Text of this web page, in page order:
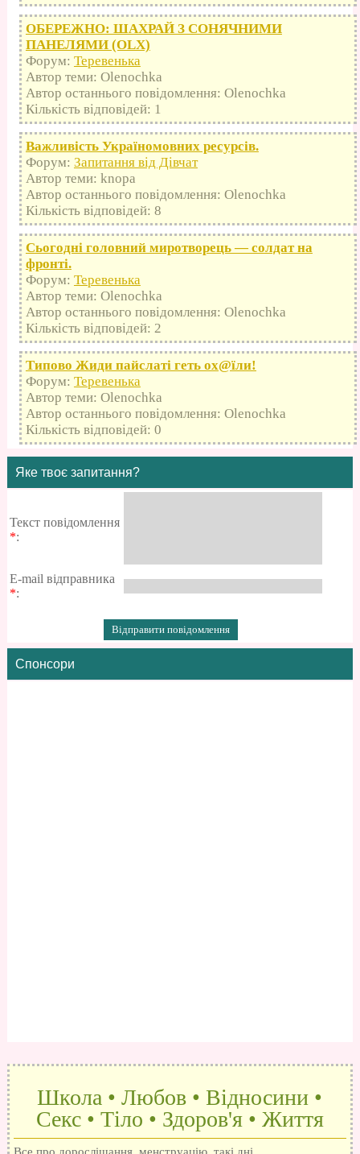
ОБЕРЕЖНО: ШАХРАЙ З СОНЯЧНИМИ
ПАНЕЛЯМИ (OLX)
Форум: Теревенька
Автор теми: Olenochka
Автор останнього повідомлення: Olenochka
Кількість відповідей: 1
Важливість Україномовних ресурсів.
Форум: Запитання від Дівчат
Автор теми: knopa
Автор останнього повідомлення: Olenochka
Кількість відповідей: 8
Сьогодні головний миротворець — солдат на
фронті.
Форум: Теревенька
Автор теми: Olenochka
Автор останнього повідомлення: Olenochka
Кількість відповідей: 2
Типово Жиди пайслаті геть оx@їли!
Форум: Теревенька
Автор теми: Olenochka
Автор останнього повідомлення: Olenochka
Кількість відповідей: 0
Яке твоє запитання?
Текст повідомлення
*:
E-mail відправника
*:
Спонсори
Школа • Любов • Відносини •
Секс • Тіло • Здоров'я • Життя